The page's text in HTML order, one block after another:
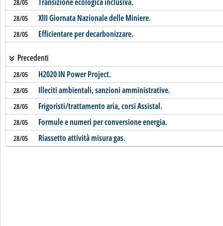
28/05
28/05 XIII Giornata Nazionale delle Miniere.
28/05 Efficientare per decarbonizzare.
Precedenti
28/05 H2020 IN Power Project.
28/05 Illeciti ambientali, sanzioni amministrative.
28/05 Frigoristi/trattamento aria, corsi Assistal.
28/05 Formule e numeri per conversione energia.
28/05 Riassetto attività misura gas.